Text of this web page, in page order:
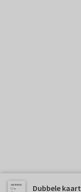
Dubbele kaart